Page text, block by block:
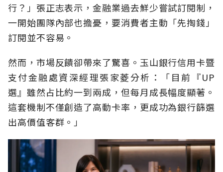
行？」張正志表示，金融業過去鮮少嘗試訂閱制，
一開始團隊內部也擔憂，要消費者主動「先掏錢」
訂閱並不容易。
然而，市場反饋卻帶來了驚喜。玉山銀行信用卡暨
支付金融處資深經理張家菱分析：「目前『UP
選』雖然占比約一到兩成，但每月成長幅度顯著。
這套機制不僅創造了高動卡率，更成功為銀行篩選
出高價值客群。」